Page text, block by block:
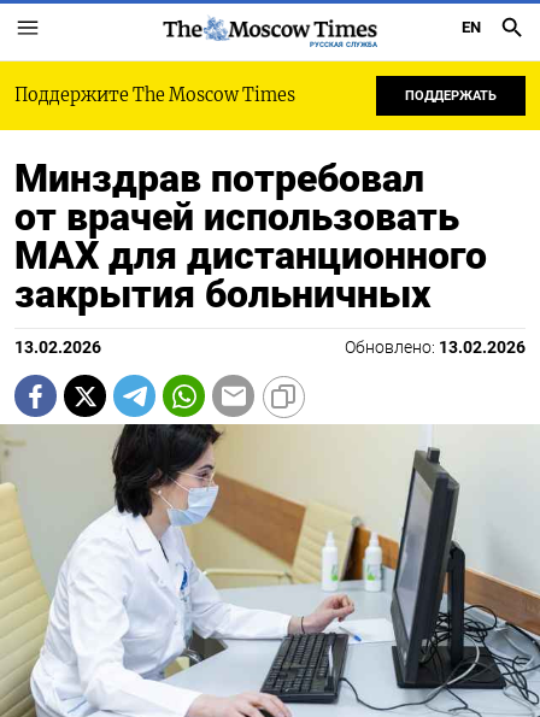
РУССКАЯ СЛУЖБА
EN
Поддержите The Moscow Times ПОДДЕРЖАТЬ
Минздрав потребовал
от врачей использовать
MAX для дистанционного
закрытия больничных
13.02.2026 Обновлено: 13.02.2026